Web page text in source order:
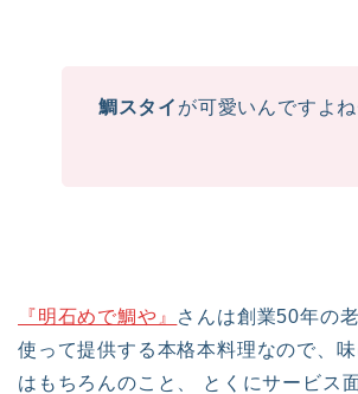
鯛スタイ が可愛いんですよ
『明石めで鯛や』 さんは創業50年の
使って提供する本格本料理なので、
はもちろんのこと、 とくにサービス